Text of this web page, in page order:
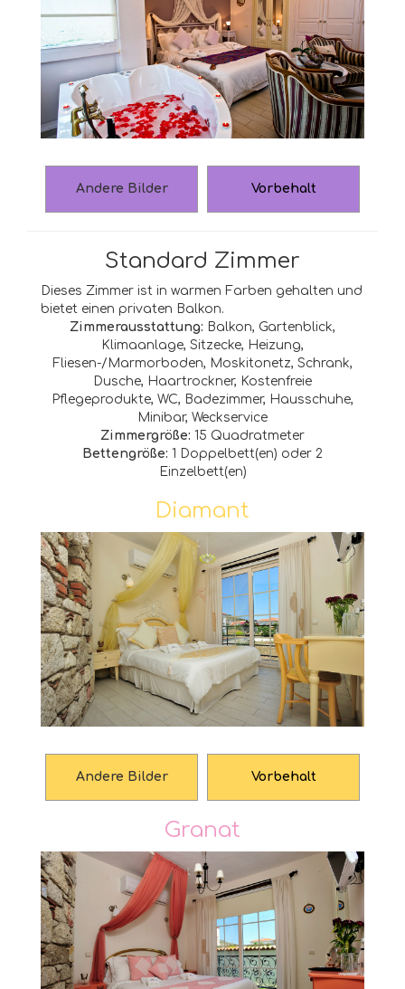
Andere Bilder Vorbehalt
Standard Zimmer
Dieses Zimmer ist in warmen Farben gehalten und
bietet einen privaten Balkon.
Zimmerausstattung: Balkon, Gartenblick,
Klimaanlage, Sitzecke, Heizung,
Fliesen-/Marmorboden, Moskitonetz, Schrank,
Dusche, Haartrockner, Kostenfreie
Pflegeprodukte, WC, Badezimmer, Hausschuhe,
Minibar, Weckservice
Zimmergröße: 15 Quadratmeter
Bettengröße: 1 Doppelbett(en) oder 2
Einzelbett(en)
Diamant
Andere Bilder Vorbehalt
Granat